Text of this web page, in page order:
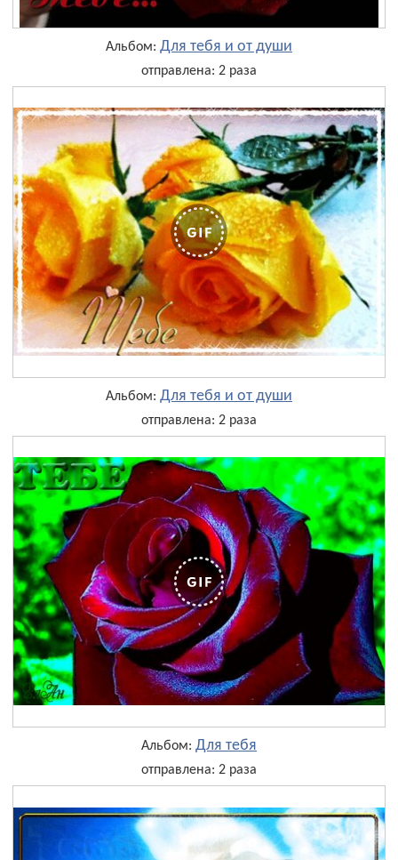
Альбом: Для тебя и от души
отправлена: 2 раза
Альбом: Для тебя и от души
отправлена: 2 раза
Альбом: Для тебя
отправлена: 2 раза